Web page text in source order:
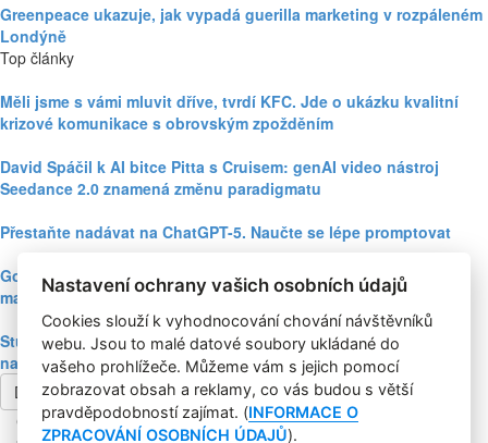
Greenpeace ukazuje, jak vypadá guerilla marketing v rozpáleném
Londýně
Top články
Měli jsme s vámi mluvit dříve, tvrdí KFC. Jde o ukázku kvalitní
krizové komunikace s obrovským zpožděním
David Spáčil k AI bitce Pitta s Cruisem: genAI video nástroj
Seedance 2.0 znamená změnu paradigmatu
Přestaňte nadávat na ChatGPT-5. Naučte se lépe promptovat
Google Nano Banana nabízí dosud největší potenciál pro
marketing mezi genAI modely pro tvorbu obrázků
Studie: Využívání generativní AI mezi spotřebiteli při online
nakupování prudce roste
Další článek
Copyright © 2004-2020 Focus Agency, s.r.o. Plné znění licenčních
Nastavení ochrany vašich osobních údajů
Cookies slouží k vyhodnocování chování návštěvníků
webu. Jsou to malé datové soubory ukládané do
vašeho prohlížeče. Můžeme vám s jejich pomocí
zobrazovat obsah a reklamy, co vás budou s větší
pravděpodobností zajímat. (INFORMACE O
ZPRACOVÁNÍ OSOBNÍCH ÚDAJŮ).